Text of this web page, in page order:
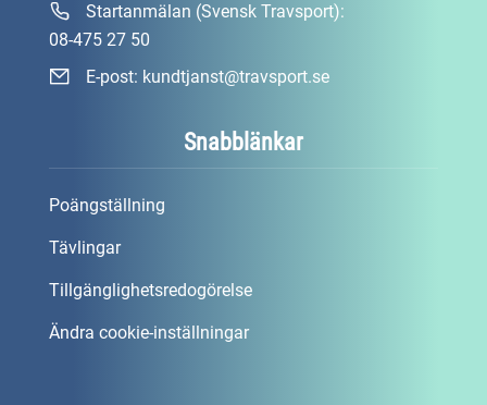
Snabblänkar
Poängställning
Tävlingar
Tillgänglighetsredogörelse
Ändra cookie-inställningar
Startanmälan (Svensk Travsport):
08-475 27 50
E-post: kundtjanst@travsport.se